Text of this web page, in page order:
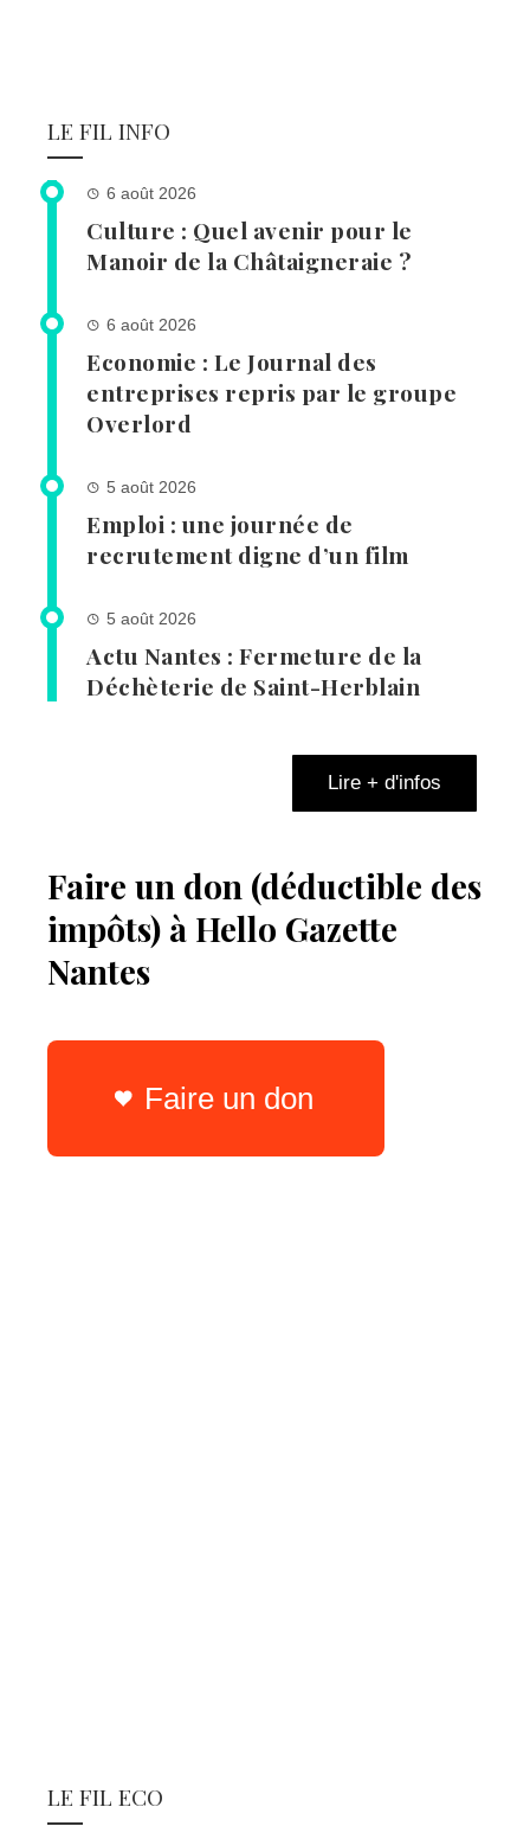
LE FIL INFO
6 août 2026
Culture : Quel avenir pour le
Manoir de la Châtaigneraie ?
6 août 2026
Economie : Le Journal des
entreprises repris par le groupe
Overlord
5 août 2026
Emploi : une journée de
recrutement digne d’un film
5 août 2026
Actu Nantes : Fermeture de la
Déchèterie de Saint-Herblain
Lire + d'infos
Faire un don (déductible des
impôts) à Hello Gazette
Nantes
Faire un don
LE FIL ECO